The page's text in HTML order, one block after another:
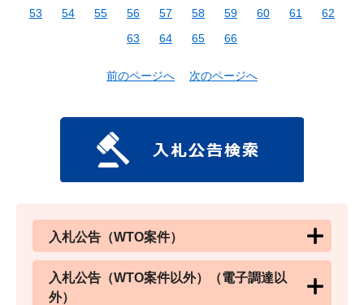
53
54 55 56 57 58 59 60 61
62
63
64 65 66
前のページへ 次のページへ
入札公告（WTO案件）
入札公告（WTO案件以外）（電子調達以
外）